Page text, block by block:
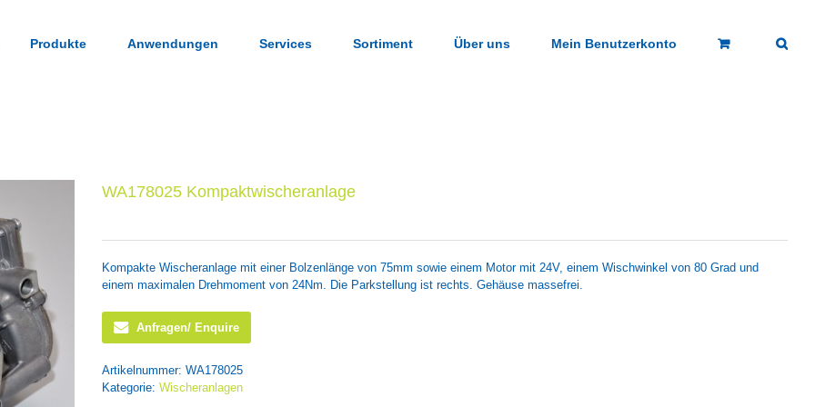
Produkte Anwendungen Services Sortiment Über uns Mein Benutzerkonto
WA178025 Kompaktwischeranlage
Kompakte Wischeranlage mit einer Bolzenlänge von 75mm sowie einem Motor mit 24V, einem Wischwinkel von 80 Grad und
einem maximalen Drehmoment von 24Nm. Die Parkstellung ist rechts. Gehäuse massefrei.
Anfragen/ Enquire
Artikelnummer: WA178025
Kategorie: Wischeranlagen